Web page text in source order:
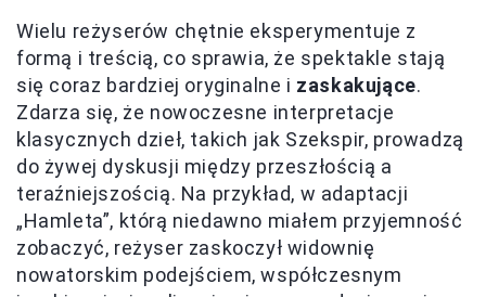
Wielu reżyserów chętnie eksperymentuje z
formą i treścią, co sprawia, że spektakle stają
się coraz bardziej oryginalne i zaskakujące.
Zdarza się, że nowoczesne interpretacje
klasycznych dzieł, takich jak Szekspir, prowadzą
do żywej dyskusji między przeszłością a
teraźniejszością. Na przykład, w adaptacji
„Hamleta”, którą niedawno miałem przyjemność
zobaczyć, reżyser zaskoczył widownię
nowatorskim podejściem, współczesnym